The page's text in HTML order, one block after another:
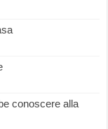
conoscere alla